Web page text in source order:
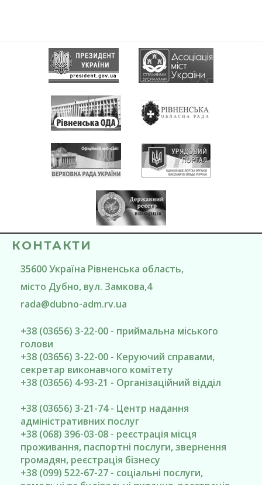
КОНТАКТИ
35600Україна Рівненська область,
місто Дубно, вул. Замкова,4
rada@dubno-adm.rv.ua
+38 (03656) 3-22-00 - приймальна міського
голови
+38 (03656) 3-22-00 - Керуючий справами,
секретар виконавчого комітету
+38 (03656) 4-93-21 - Організаційний відділ
+38 (03656) 3-21-74 - Центр надання
адміністративних послуг
+38 (068) 396-03-08 - реєстрація місця
проживання, паспортні послуги, звернення
громадян, реєстрація бізнесу
+38 (099) 522-67-27 - соціальні послуги,